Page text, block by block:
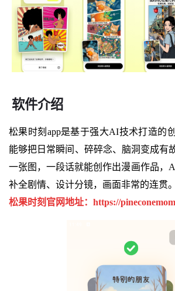
软件介绍
松果时刻app是基于强大AI技术打造的
能够把日常瞬间、碎碎念、脑洞变成有
一张图，一段话就能创作出漫画作品，
补全剧情、设计分镜，画面非常的连贯。
松果时刻官网地址：https://